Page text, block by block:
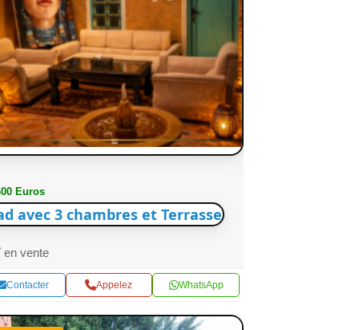
Euros
avec 3 chambres et Terrasse
en vente
Contacter Appelez WhatsApp